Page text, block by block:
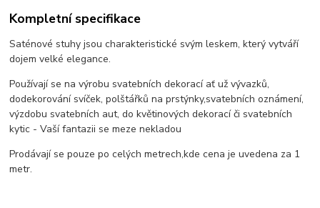
Kompletní specifikace
Saténové stuhy jsou charakteristické svým leskem, který vytváří
dojem velké elegance.
Používají se na výrobu svatebních dekorací ať už vývazků,
dodekorování svíček, polštářků na prstýnky,svatebních oznámení,
výzdobu svatebních aut, do květinových dekorací či svatebních
kytic - Vaší fantazii se meze nekladou
Prodávají se pouze po celých metrech,kde cena je uvedena za 1
metr.